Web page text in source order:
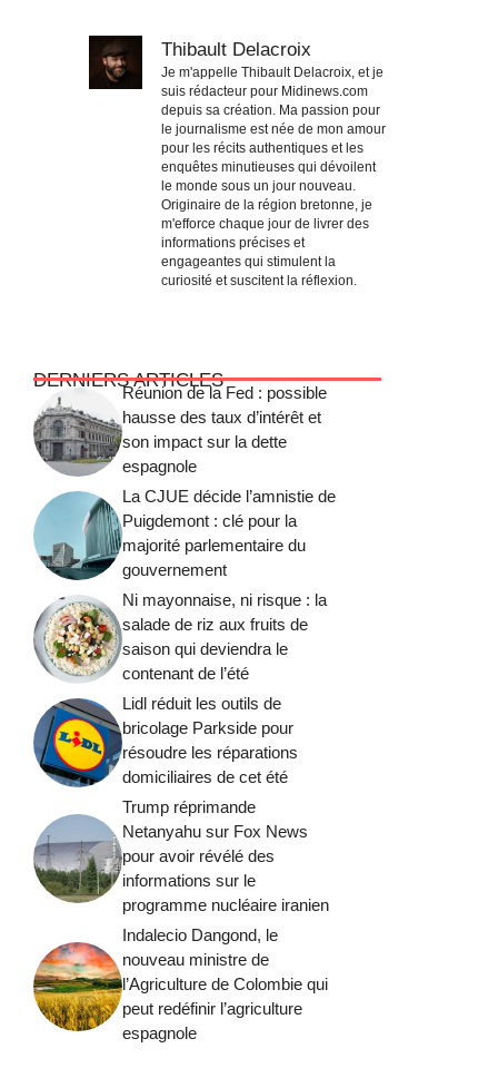
Thibault Delacroix
Je m'appelle Thibault Delacroix, et je
suis rédacteur pour Midinews.com
depuis sa création. Ma passion pour
le journalisme est née de mon amour
pour les récits authentiques et les
enquêtes minutieuses qui dévoilent
le monde sous un jour nouveau.
Originaire de la région bretonne, je
m'efforce chaque jour de livrer des
informations précises et
engageantes qui stimulent la
curiosité et suscitent la réflexion.
DERNIERS ARTICLES
Réunion de la Fed : possible
hausse des taux d’intérêt et
son impact sur la dette
espagnole
La CJUE décide l’amnistie de
Puigdemont : clé pour la
majorité parlementaire du
gouvernement
Ni mayonnaise, ni risque : la
salade de riz aux fruits de
saison qui deviendra le
contenant de l’été
Lidl réduit les outils de
bricolage Parkside pour
résoudre les réparations
domiciliaires de cet été
Trump réprimande
Netanyahu sur Fox News
pour avoir révélé des
informations sur le
programme nucléaire iranien
Indalecio Dangond, le
nouveau ministre de
l’Agriculture de Colombie qui
peut redéfinir l’agriculture
espagnole